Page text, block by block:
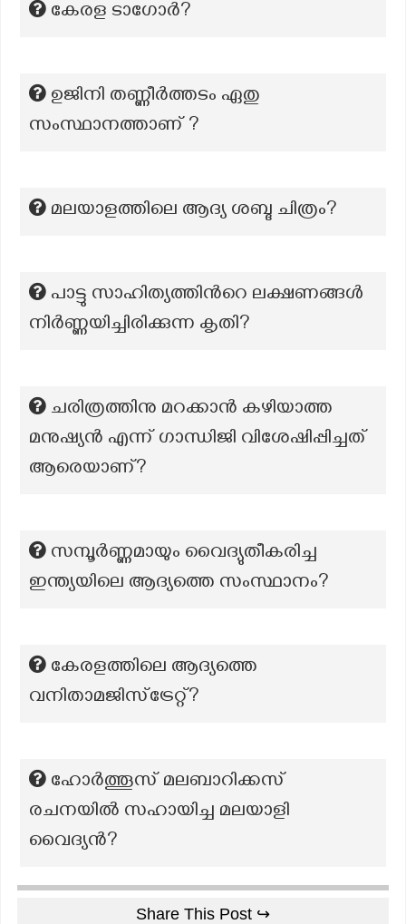
കേരള ടാഗോര്‍?
ഉജിനി തണ്ണീർത്തടം ഏതു
സംസ്ഥാനത്താണ് ?
മലയാളത്തിലെ ആദ്യ ശബ്ദ ചിത്രം?
പാട്ടു സാഹിത്യത്തിന്‍റെ ലക്ഷണങ്ങൾ
നിർണ്ണയിച്ചിരിക്കുന്ന കൃതി?
ചരിത്രത്തിനു മറക്കാന്‍ കഴിയാത്ത
മനുഷ്യന്‍ എന്ന് ഗാന്ധിജി വിശേഷിപ്പിച്ചത്‌
ആരെയാണ്?
സമ്പൂര്‍ണ്ണമായും വൈദ്യുതീകരിച്ച
ഇന്ത്യയിലെ ആദ്യത്തെ സംസ്ഥാനം?
കേരളത്തിലെ ആദ്യത്തെ
വനിതാമജിസ്ട്രേറ്റ്?
ഹോർത്തൂസ് മലബാറിക്കസ്
രചനയിൽ സഹായിച്ച മലയാളി
വൈദ്യൻ?
Share This Post ↪